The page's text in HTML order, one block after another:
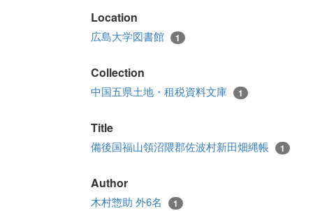
Location
広島大学図書館 1
Collection
中国五県土地・租税資料文庫 1
Title
備後国福山領沼隈郡佐波村新田畑縄帳 1
Author
木村惣助 外6名 1